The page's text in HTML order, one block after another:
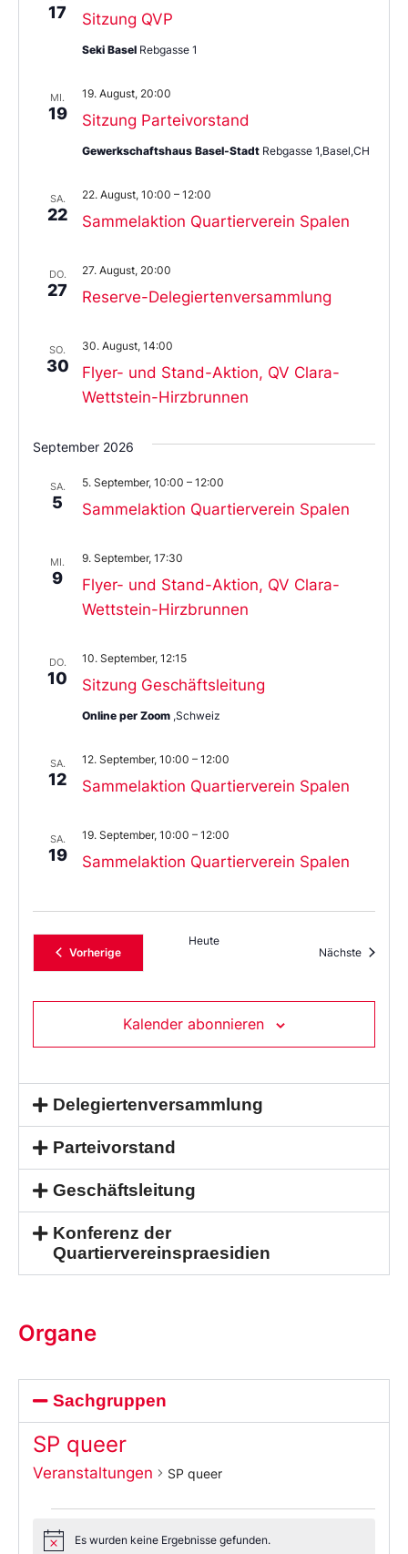
17 Sitzung QVP
Seki Basel Rebgasse 1
MI.
19 Sitzung Parteivorstand
19. August, 20:00
Gewerkschaftshaus Basel-Stadt Rebgasse 1,Basel,CH
SA.
22 Sammelaktion Quartierverein Spalen
22. August, 10:00 – 12:00
DO.
27 Reserve-Delegiertenversammlung
27. August, 20:00
SO.
30
Flyer- und Stand-Aktion, QV Clara-
Wettstein-Hirzbrunnen
30. August, 14:00
September 2026
SA.
5 Sammelaktion Quartierverein Spalen
5. September, 10:00 – 12:00
MI.
9
Flyer- und Stand-Aktion, QV Clara-
Wettstein-Hirzbrunnen
9. September, 17:30
DO.
10 Sitzung Geschäftsleitung
10. September, 12:15
Online per Zoom ,Schweiz
SA.
12 Sammelaktion Quartierverein Spalen
12. September, 10:00 – 12:00
SA.
19 Sammelaktion Quartierverein Spalen
19. September, 10:00 – 12:00
VorherigeVeranstaltungen
Heute
Nächste
Kalender abonnieren
Delegiertenversammlung
Parteivorstand
Geschäftsleitung
Konferenz der
Quartiervereinspraesidien
Organe
Sachgruppen
SP queer
Veranstaltungen SP queer
NoticeEs wurden keine Ergebnisse gefunden.